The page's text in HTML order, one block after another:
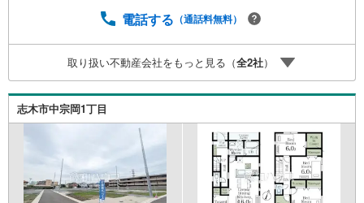
電話する （通話料無料）
取り扱い不動産会社をもっと見る（全2社）
志木市中宗岡1丁目